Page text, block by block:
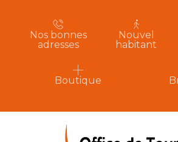
Nos bonnes
adresses
Nouvel
habitant
Boutique